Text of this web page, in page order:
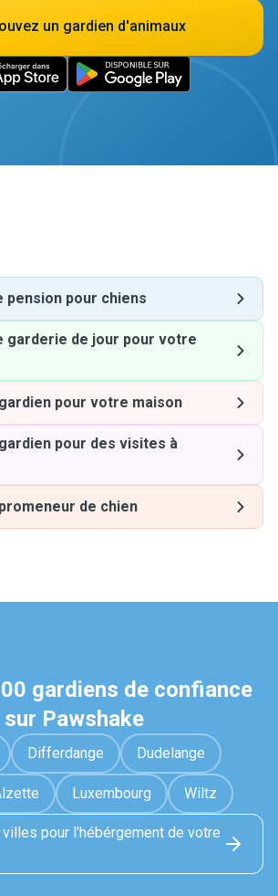
un gardien d'animaux
pension pour chiens
garderie de jour pour votre
pour votre maison
pour des visites à
de chien
gardiens de confiance
sur Pawshake
Differdange Dudelange
Luxembourg Wiltz
pour l'hébérgement de votre